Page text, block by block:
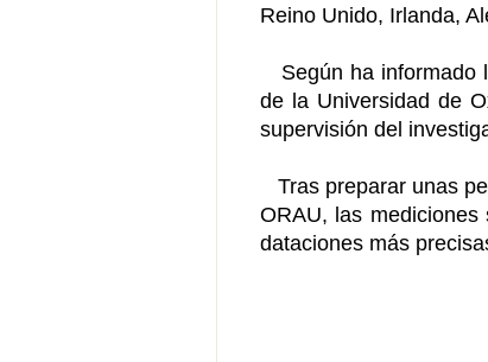
Reino Unido, Irlanda,
Según ha informado
de la Universidad de
supervisión del
Tras preparar unas
ORAU, las
dataciones más